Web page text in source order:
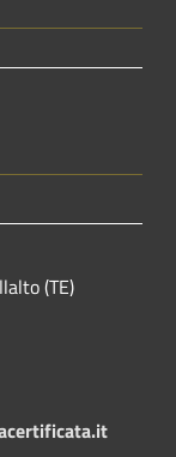
(TE)